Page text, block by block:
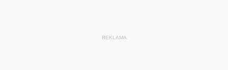
REKLAMA